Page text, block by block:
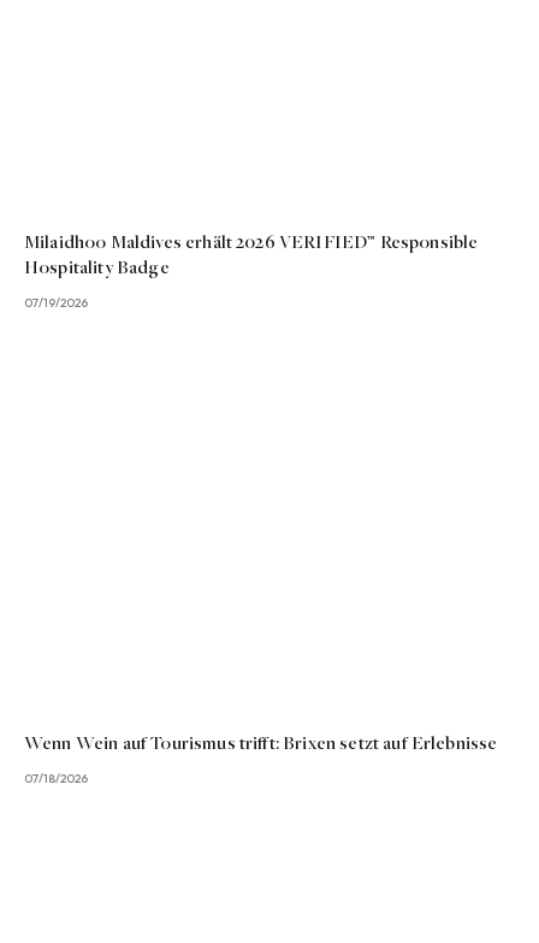
Milaidhoo Maldives erhält 2026 VERIFIED™ Responsible
Hospitality Badge
07/19/2026
Wenn Wein auf Tourismus trifft: Brixen setzt auf Erlebnisse
07/18/2026